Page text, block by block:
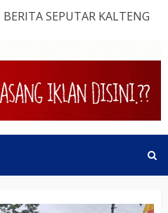
SEPUTAR KALTENG